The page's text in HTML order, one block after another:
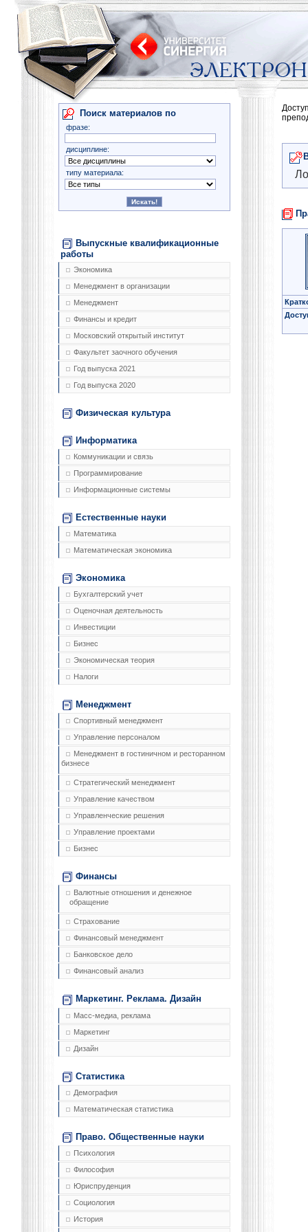
Поиск материалов по
фразе:
дисциплине:
типу материала:
Выпускные квалификационные
работы
Экономика
Менеджмент в организации
Менеджмент
Финансы и кредит
Московский открытый институт
Факультет заочного обучения
Год выпуска 2021
Год выпуска 2020
Физическая культура
Информатика
Коммуникации и связь
Программирование
Информационные системы
Естественные науки
Математика
Математическая экономика
Экономика
Бухгалтерский учет
Оценочная деятельность
Инвестиции
Бизнес
Экономическая теория
Налоги
Менеджмент
Спортивный менеджмент
Управление персоналом
Менеджмент в гостиничном и ресторанном
бизнесе
Стратегический менеджмент
Управление качеством
Управленческие решения
Управление проектами
Бизнес
Финансы
Валютные отношения и денежное
обращение
Страхование
Финансовый менеджмент
Банковское дело
Финансовый анализ
Маркетинг. Реклама. Дизайн
Масс-медиа, реклама
Маркетинг
Дизайн
Статистика
Демография
Математическая статистика
Право. Общественные науки
Психология
Философия
Юриспруденция
Социология
История